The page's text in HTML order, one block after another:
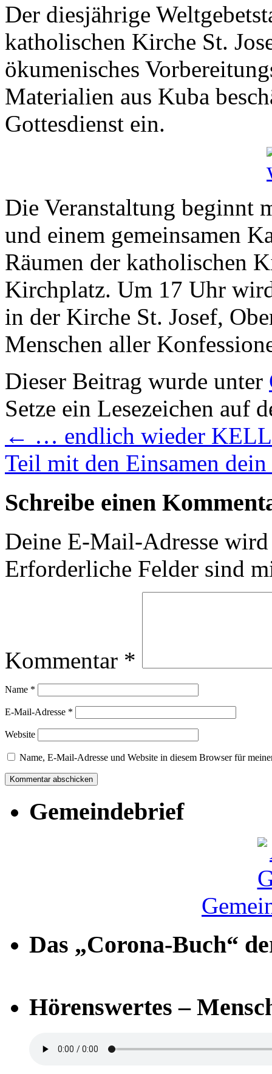
Der diesjährige
katholischen Kirche St.
ökumenisches
Materialien aus Kuba
Gottesdienst ein.
Die Veranstaltung beginnt
und einem gemeinsamen
Räumen der katholischen
Kirchplatz. Um 17 Uhr
in der Kirche St. Josef,
Menschen aller
Dieser Beitrag wurde unter
Setze ein Lesezeichen auf
← … endlich wieder
Teil mit den Einsamen
Schreibe einen
Deine E-Mail-Adresse
Erforderliche Felder sind
Kommentar *
Name *
E-Mail-Adresse *
Website
Name, E-Mail-Adresse und Website in diesem Browser für
Gemeindebrief
Das „Corona-Buch“
Hörenswertes –